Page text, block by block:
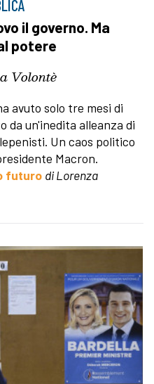
il governo. Ma
potere
Volontè
avuto solo tre mesi di
da un'inedita alleanza di
Un caos politico
Macron.
futuro di Lorenza